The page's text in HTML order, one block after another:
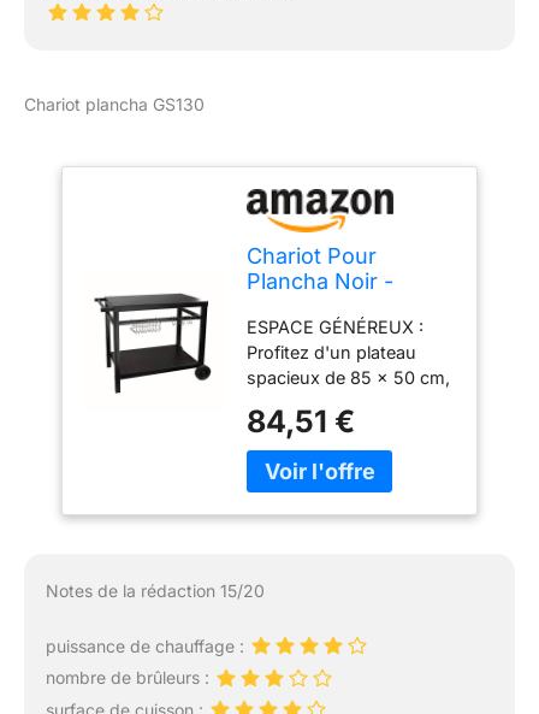
Chariot plancha GS130
Chariot Pour
Plancha Noir -
ESPACE GÉNÉREUX :
Profitez d'un plateau
spacieux de 85 x 50 cm,
d'espace pour préparer
et servir vos délicieux
plats cuisinés à la
planchas équipées de 2,
maximale pour vos
besoins de cuisson.
ROBUSTESSE : Avec sa
84,51 €
Notes de la rédaction 15/20
puissance de chauffage :
nombre de brûleurs :
surface de cuisson :